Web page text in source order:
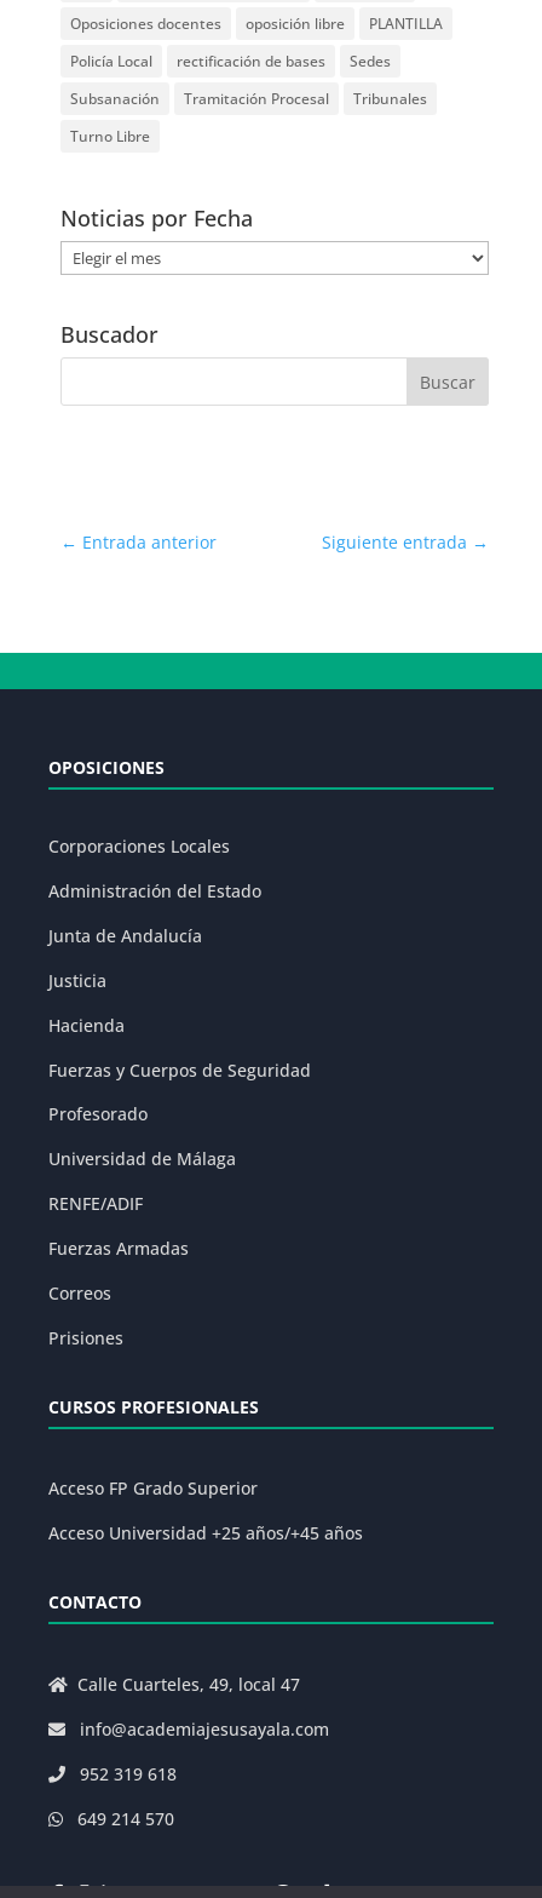
Oposiciones docentes
oposición libre
PLANTILLA
Policía Local
rectificación de bases
Sedes
Subsanación
Tramitación Procesal
Tribunales
Turno Libre
Noticias por Fecha
Noticias
por
Buscador
← Entrada anterior Siguiente entrada →
OPOSICIONES
Corporaciones Locales
Administración del Estado
Junta de Andalucía
Justicia
Hacienda
Fuerzas y Cuerpos de Seguridad
Profesorado
Universidad de Málaga
RENFE/ADIF
Fuerzas Armadas
Correos
Prisiones
CURSOS PROFESIONALES
Acceso FP Grado Superior
Acceso Universidad +25 años/+45 años
CONTACTO
Calle Cuarteles, 49, local 47
info@academiajesusayala.com
952 319 618
649 214 570